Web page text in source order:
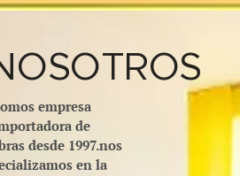
empresa
de
desde 1997.nos
en la